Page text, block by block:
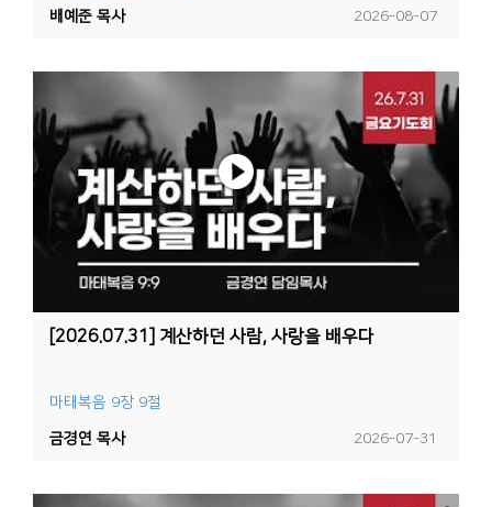
2026-08-07
배예준 목사
[2026.07.31] 계산하던 사람, 사랑을 배우다
마태복음 9장 9절
2026-07-31
금경연 목사